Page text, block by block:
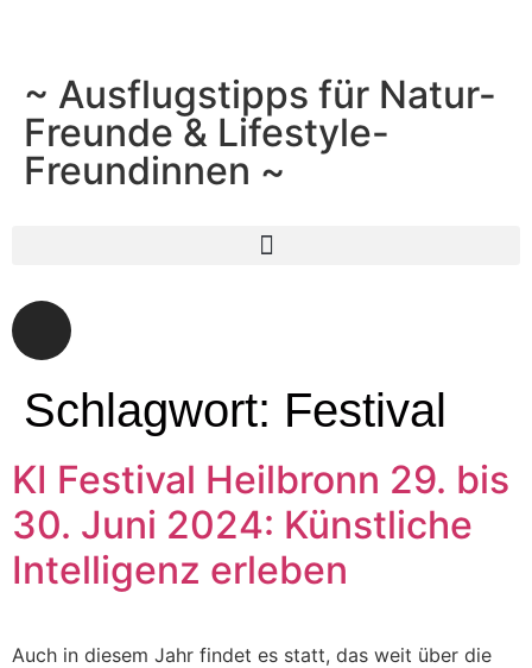
~ Ausflugstipps für Natur-
Freunde & Lifestyle-
Freundinnen ~
Schlagwort: Festival
KI Festival Heilbronn 29. bis
30. Juni 2024: Künstliche
Intelligenz erleben
Auch in diesem Jahr findet es statt, das weit über die